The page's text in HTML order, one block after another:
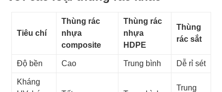
Tiêu chí
Thùng rác
nhựa
composite
Thùng rác
nhựa
HDPE
Thùng
rác sắt
Độ bền Cao Trung bình Dễ rỉ sét
Kháng
Trung